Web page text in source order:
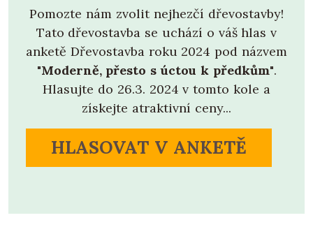
Pomozte nám zvolit nejhezčí dřevostavby!
Tato dřevostavba se uchází o váš hlas v
anketě Dřevostavba roku 2024 pod názvem
"Moderně, přesto s úctou k předkům".
Hlasujte do 26.3. 2024 v tomto kole a
získejte atraktivní ceny...
HLASOVAT V ANKETĚ